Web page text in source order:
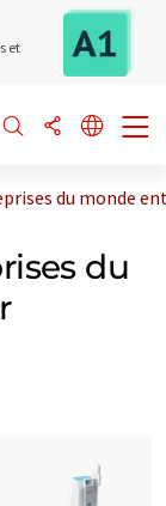
et
du monde
du